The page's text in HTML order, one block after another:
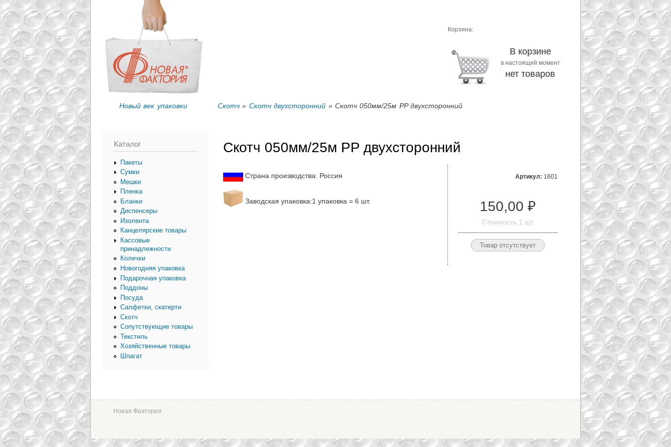
Новый век упаковки
Корзина:
В корзине
в настоящий момент
нет товаров
Скотч » Скотч двухсторонний » Скотч 050мм/25м PP двухсторонний
Каталог
Пакеты
Сумки
Мешки
Пленка
Бланки
Диспенсеры
Изолента
Канцелярские товары
Кассовые
принадлежности
Колечки
Новогодняя упаковка
Подарочная упаковка
Поддоны
Посуда
Салфетки, скатерти
Скотч
Сопутствующие товары
Текстиль
Хозяйственные товары
Шпагат
Скотч 050мм/25м PP двухсторонний
Артикул: 1601
150,00 ₽
Стоимость 1 шт.
Страна производства: Россия
Заводская упаковка:1 упаковка = 6 шт.
Новая Фактория